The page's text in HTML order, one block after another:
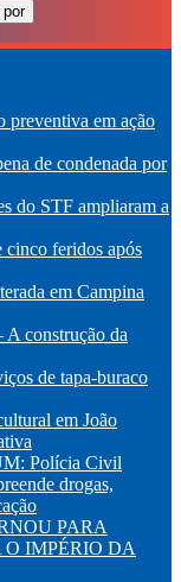
por
preventiva em ação
de condenada por
do STF ampliaram a
feridos após
em Campina
construção da
de tapa-buraco
em João
Polícia Civil
drogas,
PARA
IMPÉRIO DA